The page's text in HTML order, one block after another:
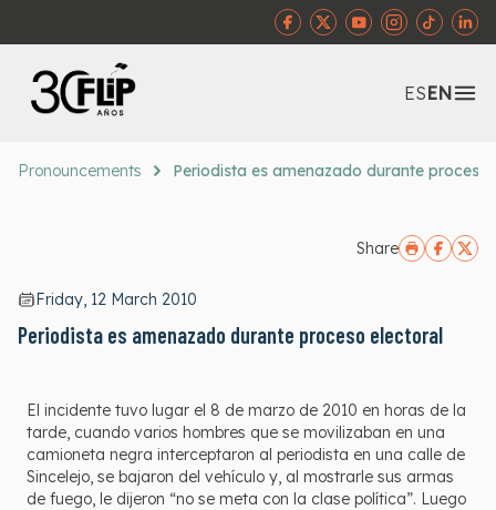
ESEN
Pronouncements Periodista es amenazado durante proceso
Share
Friday, 12 March 2010
Periodista es amenazado durante proceso electoral
El incidente tuvo lugar el 8 de marzo de 2010 en horas de la
tarde, cuando varios hombres que se movilizaban en una
camioneta negra interceptaron al periodista en una calle de
Sincelejo, se bajaron del vehículo y, al mostrarle sus armas
de fuego, le dijeron “no se meta con la clase política”. Luego